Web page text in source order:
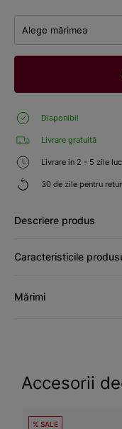
Alege mărimea
Disponibil
Livrare gratuită
Livrare in 2 - 5 zile
30 de zile pentru retur
Descriere produs
Caracteristicile
Mărimi
Accesorii
% SALE